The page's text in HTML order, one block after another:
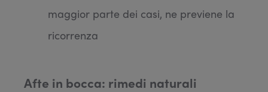
maggior parte dei casi, ne previene la
ricorrenza
Afte in bocca: rimedi naturali